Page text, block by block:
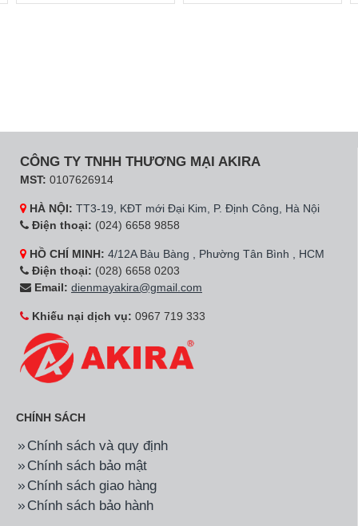
CÔNG TY TNHH THƯƠNG MẠI AKIRA
MST: 0107626914
HÀ NỘI: TT3-19, KĐT mới Đại Kim, P. Định Công, Hà Nội
Điện thoại: (024) 6658 9858
HỒ CHÍ MINH: 4/12A Bàu Bàng , Phường Tân Bình , HCM
Điện thoại: (028) 6658 0203
Email: dienmayakira@gmail.com
Khiếu nại dịch vụ: 0967 719 333
CHÍNH SÁCH
Chính sách và quy định
Chính sách bảo mật
Chính sách giao hàng
Chính sách bảo hành